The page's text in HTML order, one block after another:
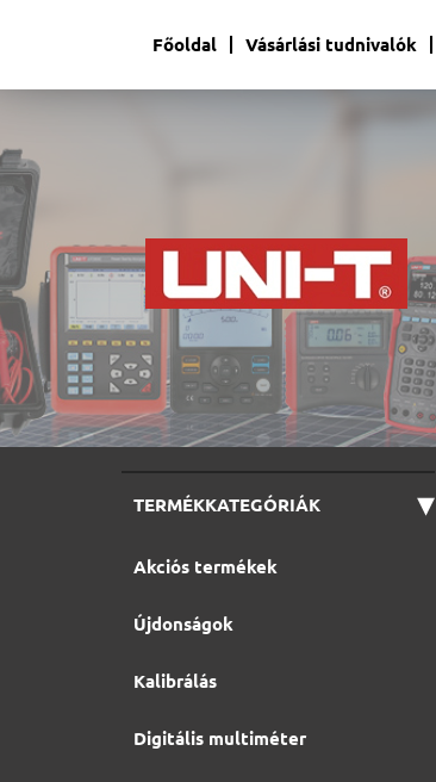
Főoldal Vásárlási tudnivalók
TERMÉKKATEGÓRIÁK ▾
Akciós termékek
Újdonságok
Kalibrálás
Digitális multiméter